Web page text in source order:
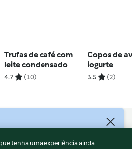
Trufas de café com
leite condensado
4.7 (10)
Copos de
iogurte
3.5 (2)
tenha uma experiência ainda